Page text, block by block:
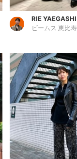
RIE YAEGASHI
ビームス 恵比寿